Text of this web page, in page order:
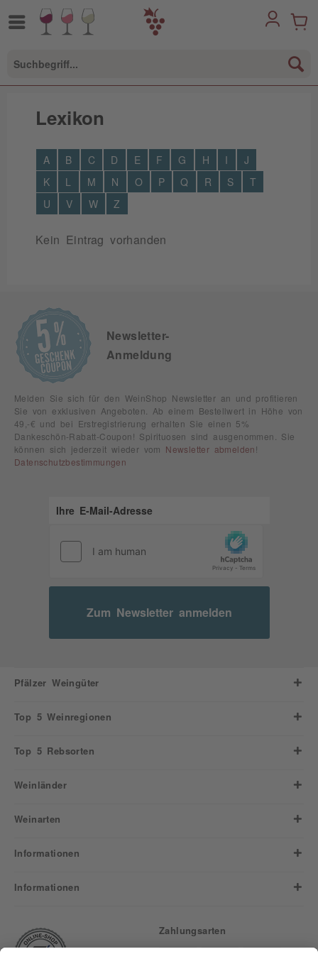
Lexikon
A B C D E F G H J
K M N O P Q R S T
V W Z
Kein Eintrag vorhanden
Newsletter-
Anmeldung
Melden Sie sich für den WeinShop Newsletter an und profitieren
Sie von exklusiven Angeboten. Ab einem Bestellwert in Höhe von
49,-€ und bei Erstregistrierung erhalten Sie einen 5%
Dankeschön-Rabatt-Coupon! Spirituosen sind ausgenommen. Sie
können sich jederzeit wieder vom Newsletter abmelden !
Datenschutzbestimmungen
Zum Newsletter anmelden
Pfälzer Weingüter
Top 5 Weinregionen
Top 5 Rebsorten
Weinländer
Weinarten
Informationen
Informationen
Zahlungsarten